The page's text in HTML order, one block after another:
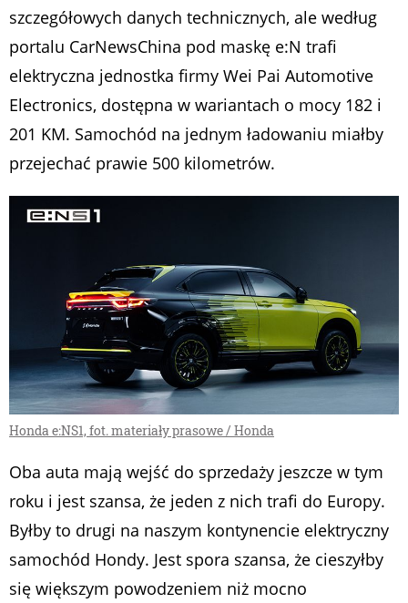
szczegółowych danych technicznych, ale według
portalu CarNewsChina pod maskę e:N trafi
elektryczna jednostka firmy Wei Pai Automotive
Electronics, dostępna w wariantach o mocy 182 i
201 KM. Samochód na jednym ładowaniu miałby
przejechać prawie 500 kilometrów.
Honda e:NS1, fot. materiały prasowe / Honda
Oba auta mają wejść do sprzedaży jeszcze w tym
roku i jest szansa, że jeden z nich trafi do Europy.
Byłby to drugi na naszym kontynencie elektryczny
samochód Hondy. Jest spora szansa, że cieszyłby
się większym powodzeniem niż mocno